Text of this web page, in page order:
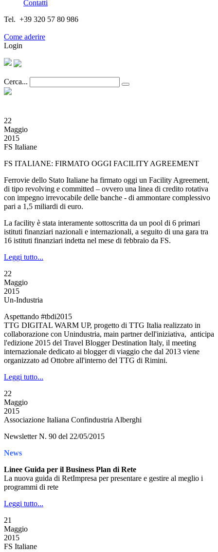
Contatti
Tel. +39 320 57 80 986
Come aderire
Login
Cerca...
22
Maggio
2015
FS Italiane
FS ITALIANE: FIRMATO OGGI FACILITY AGREEMENT
Ferrovie dello Stato Italiane ha firmato oggi un Facility Agreement,
di tipo revolving e committed – ovvero una linea di credito rotativa
con impegno irrevocabile delle banche - di ammontare complessivo
pari a 1,5 miliardi di euro.
La facility è stata interamente sottoscritta da un pool di 6 primari
istituti finanziari nazionali e internazionali, a seguito di una gara tra
16 istituti finanziari indetta nel mese di febbraio da FS.
Leggi tutto...
22
Maggio
2015
Un-Industria
Aspettando #tbdi2015
TTG DIGITAL WARM UP, progetto di TTG Italia realizzato in
collaborazione con Unindustria, main partner dell'iniziativa, anticipa
l'edizione 2015 del Travel Blogger Destination Italy, il meeting
internazionale dedicato ai blogger di viaggio che dal 2013 viene
organizzato ad Ottobre all'interno del TTG di Rimini.
Leggi tutto...
22
Maggio
2015
Associazione Italiana Confindustria Alberghi
Newsletter N. 90 del 22/05/2015
News
Linee Guida per il Business Plan di Rete
La nuova guida di RetImpresa per presentare e gestire al meglio i
programmi di rete
Leggi tutto...
21
Maggio
2015
FS Italiane